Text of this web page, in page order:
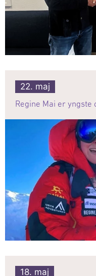
22. maj
Regine Mai er
18. maj